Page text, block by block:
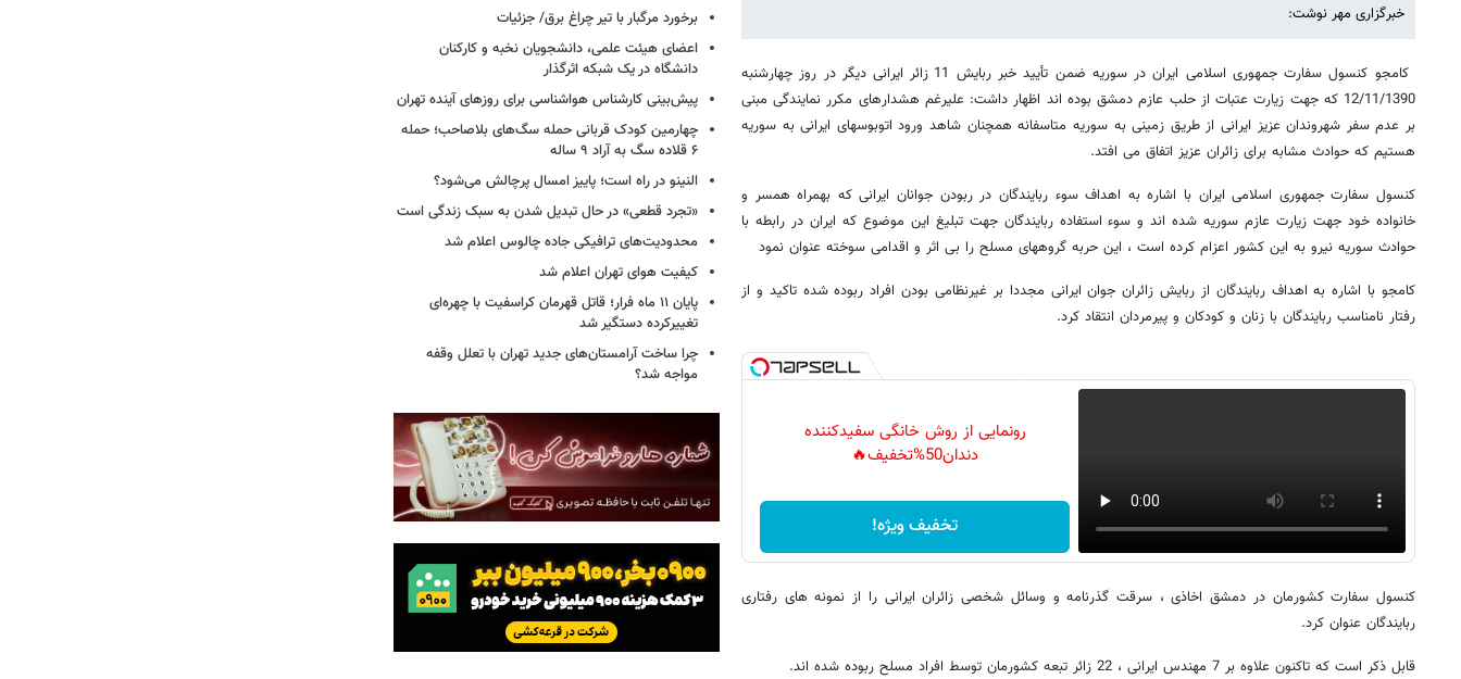
خبرگزاری مهر نوشت:
کامجو کنسول سفارت جمهوری اسلامی ایران در سوریه ضمن تأیید خبر ربایش 11 زائر ایرانی دیگر در روز چهارشنبه
12/11/1390 که جهت زیارت عتبات از حلب عازم دمشق بوده اند اظهار داشت: علیرغم هشدارهای مکرر نمایندگی مبنی
بر عدم سفر شهروندان عزیز ایرانی از طریق زمینی به سوریه متاسفانه همچنان شاهد ورود اتوبوسهای ایرانی به سوریه
هستیم که حوادث مشابه برای زائران عزیز اتفاق می افتد.
کنسول سفارت جمهوری اسلامی ایران با اشاره به اهداف سوء ربایندگان در ربودن جوانان ایرانی که بهمراه همسر و
خانواده خود جهت زیارت عازم سوریه شده اند و سوء استفاده ربایندگان جهت تبلیغ این موضوع که ایران در رابطه با
حوادث سوریه نیرو به این کشور اعزام کرده است ، این حربه گروههای مسلح را بی اثر و اقدامی سوخته عنوان نمود
کامجو با اشاره به اهداف ربایندگان از ربایش زائران جوان ایرانی مجددا بر غیرنظامی بودن افراد ربوده شده تاکید و از
رفتار نامناسب ربایندگان با زنان و کودکان و پیرمردان انتقاد کرد.
رونمایی از روش خانگی سفیدکننده
دندان50%تخفیف🔥
تخفیف ویژه!
کنسول سفارت کشورمان در دمشق اخاذی ، سرقت گذرنامه و وسائل شخصی زائران ایرانی را از نمونه های رفتاری
ربایندگان عنوان کرد.
قابل ذکر است که تاکنون علاوه بر 7 مهندس ایرانی ، 22 زائر تبعه کشورمان توسط افراد مسلح ربوده شده اند.
برخورد مرگبار با تیر چراغ برق/ جزئیات
اعضای هیئت علمی، دانشجویان نخبه و کارکنان
دانشگاه در یک شبکه‌ اثرگذار
پیش‌بینی کارشناس هواشناسی برای روزهای آینده تهران
چهارمین کودک قربانی حمله سگ‌های بلاصاحب؛ حمله
۶ قلاده سگ به آراد ۹ ساله
النینو در راه است؛ پاییز امسال پرچالش می‌شود؟
«تجرد قطعی» در حال تبدیل شدن به سبک زندگی است
محدودیت‌های ترافیکی جاده چالوس اعلام شد
کیفیت هوای تهران اعلام شد
پایان ۱۱ ماه فرار؛ قاتل قهرمان کراسفیت با چهره‌ای
تغییرکرده دستگیر شد
چرا ساخت آرامستان‌های جدید تهران با تعلل وقفه
مواجه شد؟